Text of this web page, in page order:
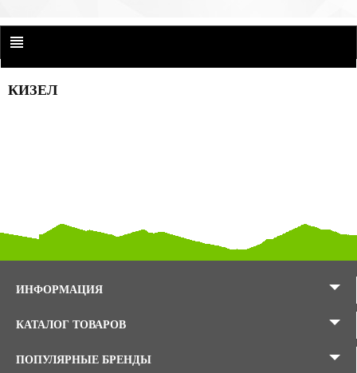
КИЗЕЛ
ИНФОРМАЦИЯ
КАТАЛОГ ТОВАРОВ
ПОПУЛЯРНЫЕ БРЕНДЫ